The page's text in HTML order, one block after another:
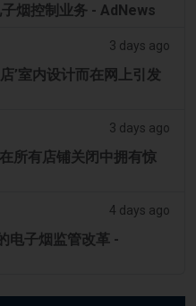
烟控制业务 - AdNews
3 days ago
’室内设计而在网上引发
3 days ago
所有店铺关闭中拥有惊
4 days ago
电子烟监管改革 -